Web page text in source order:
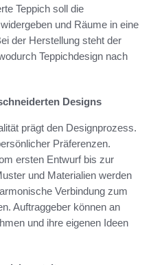
Teppich soll die
und Räume in eine
der Herstellung steht der
Teppichdesign nach
Designs
prägt den Designprozess.
Präferenzen.
ersten Entwurf bis zur
und Materialien werden
Verbindung zum
Auftraggeber können an
und ihre eigenen Ideen